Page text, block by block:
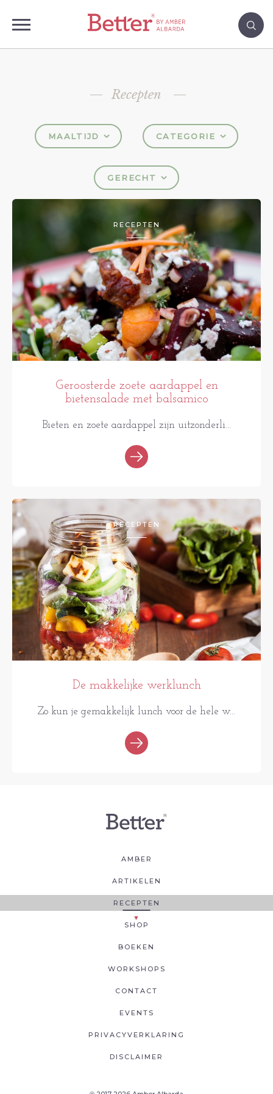
Recepten
MAALTIJD CATEGORIE
GERECHT
RECEPTEN
Geroosterde zoete aardappel en
bietensalade met balsamico
Bieten en zoete aardappel zijn uitzonderli...
RECEPTEN
De makkelijke werklunch
Zo kun je gemakkelijk lunch voor de hele w...
AMBER
ARTIKELEN
RECEPTEN
SHOP
BOEKEN
WORKSHOPS
CONTACT
EVENTS
PRIVACYVERKLARING
DISCLAIMER